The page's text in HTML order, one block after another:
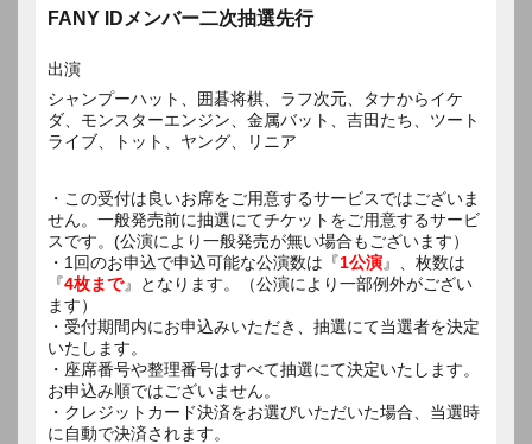
FANY IDメンバー二次抽選先行
出演
シャンプーハット、囲碁将棋、ラフ次元、タナからイケ
ダ、モンスターエンジン、金属バット、吉田たち、ツート
ライブ、トット、ヤング、リニア
・この受付は良いお席をご用意するサービスではございま
せん。一般発売前に抽選にてチケットをご用意するサービ
スです。(公演により一般発売が無い場合もございます）
・1回のお申込で申込可能な公演数は『1公演』、枚数は
『4枚まで』となります。（公演により一部例外がござい
ます）
・受付期間内にお申込みいただき、抽選にて当選者を決定
いたします。
・座席番号や整理番号はすべて抽選にて決定いたします。
お申込み順ではございません。
・クレジットカード決済をお選びいただいた場合、当選時
に自動で決済されます。